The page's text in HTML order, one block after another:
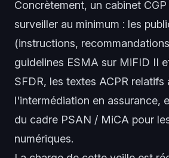
Concrètement, un cabinet
surveiller au minimum : les
(instructions,
guidelines ESMA sur MiFID II
SFDR, les textes ACPR relatifs
l'intermédiation en assurance,
du cadre PSAN / MiCA pour
numériques.